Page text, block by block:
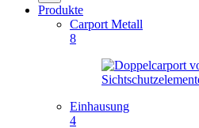
Produkte
Carport Metall
8
Einhausung
4